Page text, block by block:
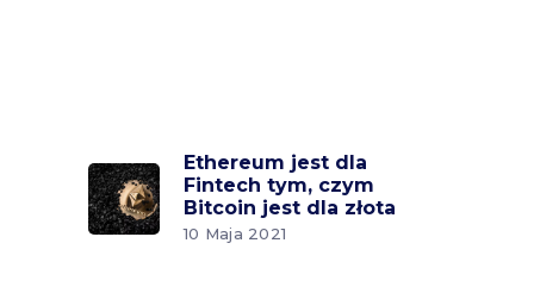
Ethereum jest dla
Fintech tym, czym
Bitcoin jest dla złota
10 Maja 2021